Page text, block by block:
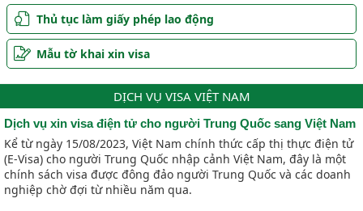
Thủ tục làm giấy phép lao động
Mẫu tờ khai xin visa
DỊCH VỤ VISA VIỆT NAM
Dịch vụ xin visa điện tử cho người Trung Quốc sang Việt Nam
Kể từ ngày 15/08/2023, Việt Nam chính thức cấp thị thực điện tử
(E-Visa) cho người Trung Quốc nhập cảnh Việt Nam, đây là một
chính sách visa được đông đảo người Trung Quốc và các doanh
nghiệp chờ đợi từ nhiều năm qua.